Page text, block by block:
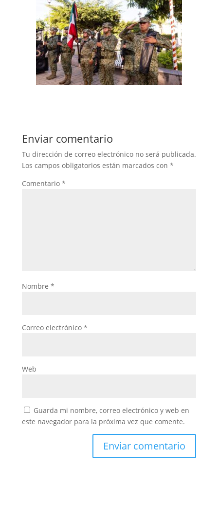
Enviar comentario
Tu dirección de correo electrónico no será publicada.
Los campos obligatorios están marcados con *
Comentario *
Nombre *
Correo electrónico *
Web
Guarda mi nombre, correo electrónico y web en
este navegador para la próxima vez que comente.